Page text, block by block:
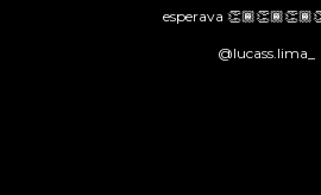
esperava
@lucass.lima_